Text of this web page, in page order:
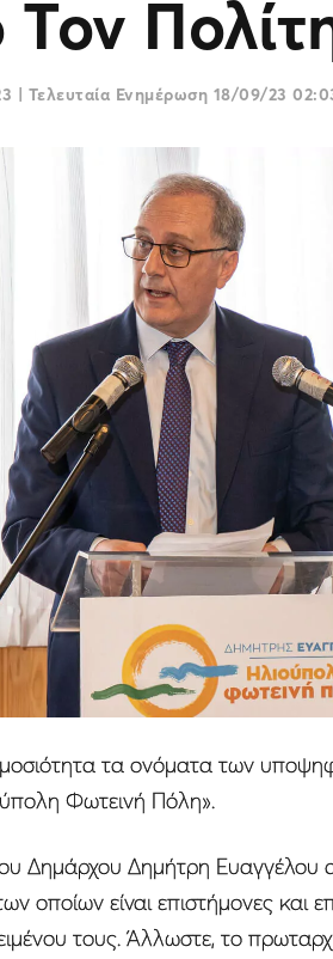
Τον
| Τελευταία Ενημέρωση 18/09/23
τα ονόματα των
Φωτεινή Πόλη».
Δημάρχου Δημήτρη Ευαγγέλου
οποίων είναι επιστήμονες και
τους. Άλλωστε, το